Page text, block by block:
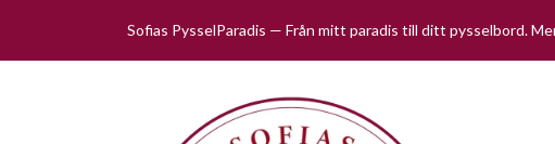
Sofias PysselParadis — Från mitt paradis till ditt pysselbord.